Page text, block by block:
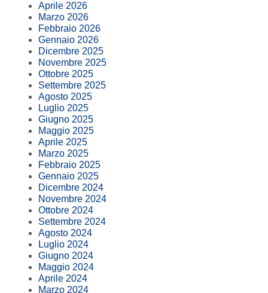
Aprile 2026
Marzo 2026
Febbraio 2026
Gennaio 2026
Dicembre 2025
Novembre 2025
Ottobre 2025
Settembre 2025
Agosto 2025
Luglio 2025
Giugno 2025
Maggio 2025
Aprile 2025
Marzo 2025
Febbraio 2025
Gennaio 2025
Dicembre 2024
Novembre 2024
Ottobre 2024
Settembre 2024
Agosto 2024
Luglio 2024
Giugno 2024
Maggio 2024
Aprile 2024
Marzo 2024